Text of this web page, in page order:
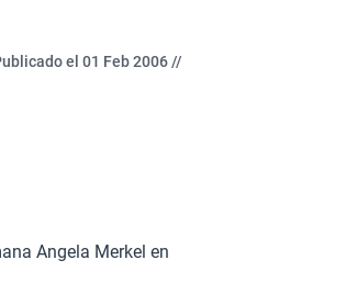
el 01 Feb 2006 //
Angela Merkel en